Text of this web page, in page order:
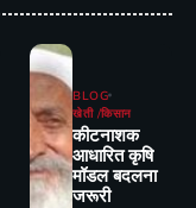
BLOG
खेती /किसान
कीटनाशक
आधारित कृषि
मॉडल बदलना
जरूरी